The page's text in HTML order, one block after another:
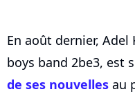
En août dernier,
boys band 2be3, est
de ses nouvelles au